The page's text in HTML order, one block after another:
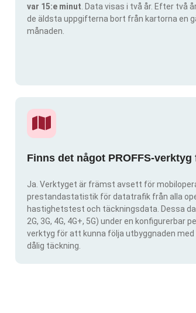
var 15:e minut . Data visas i två år. Efter två
de äldsta uppgifterna bort från kartorna en
månaden.
Finns det något PROFFS-
Ja. Verktyget är främst avsett för
prestandastatistik för datatrafik från alla
hastighetstest och täckningsdata. Dessa
2G, 3G, 4G, 4G+, 5G) under en
verktyg för att kunna följa utbyggnaden
dålig täckning.